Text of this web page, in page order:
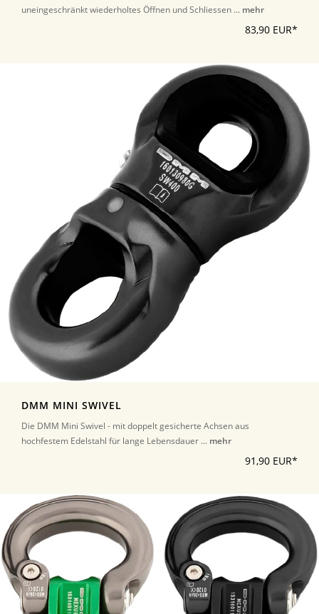
uneingeschränkt wiederholtes Öffnen und Schliessen ... mehr
83,90 EUR*
DMM MINI SWIVEL
Die DMM Mini Swivel - mit doppelt gesicherte Achsen aus
hochfestem Edelstahl für lange Lebensdauer ... mehr
91,90 EUR*